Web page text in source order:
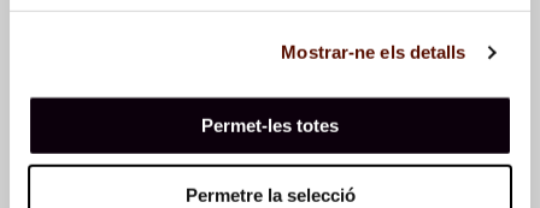
Mostrar-ne els detalls
Permet-les totes
Permetre la selecció